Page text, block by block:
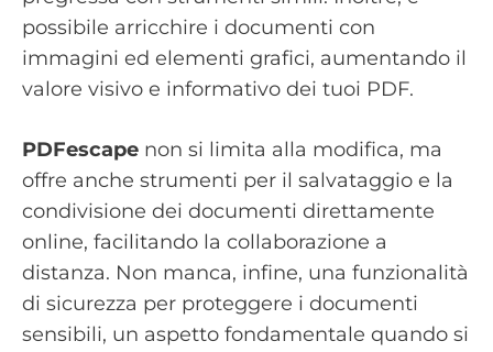
possibile arricchire i documenti con
immagini ed elementi grafici, aumentando il
valore visivo e informativo dei tuoi PDF.
PDFescape non si limita alla modifica, ma
offre anche strumenti per il salvataggio e la
condivisione dei documenti direttamente
online, facilitando la collaborazione a
distanza. Non manca, infine, una funzionalità
di sicurezza per proteggere i documenti
sensibili, un aspetto fondamentale quando si